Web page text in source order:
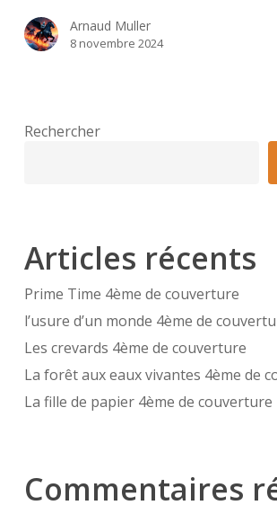
Arnaud Muller
8 novembre 2024
Rechercher
Articles récents
Prime Time 4ème de couverture
l’usure d’un monde 4ème de
Les crevards 4ème de couverture
La forêt aux eaux vivantes 4ème de
La fille de papier 4ème de couverture
Commentaires